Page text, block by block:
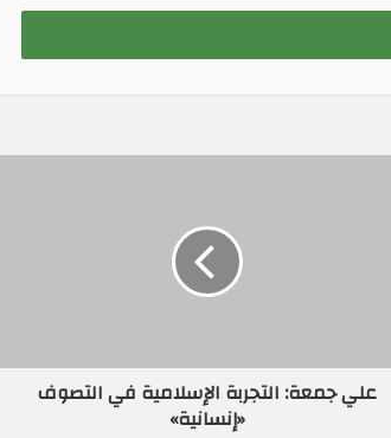
علي جمعة: التجربة الإسلامية في التصوف
«إنسانية»